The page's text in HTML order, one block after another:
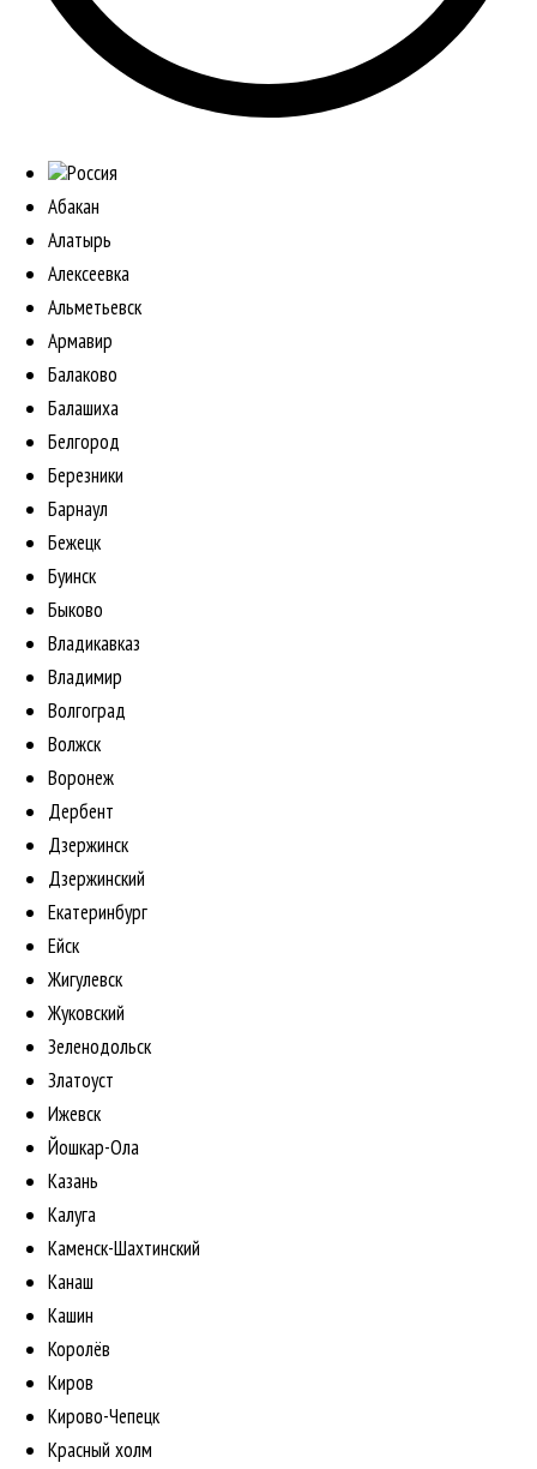
Россия
Абакан
Алатырь
Алексеевка
Альметьевск
Армавир
Балаково
Балашиха
Белгород
Березники
Барнаул
Бежецк
Буинск
Быково
Владикавказ
Владимир
Волгоград
Волжск
Воронеж
Дербент
Дзержинск
Дзержинский
Екатеринбург
Ейск
Жигулевск
Жуковский
Зеленодольск
Златоуст
Ижевск
Йошкар-Ола
Казань
Калуга
Каменск-Шахтинский
Канаш
Кашин
Королёв
Киров
Кирово-Чепецк
Красный холм